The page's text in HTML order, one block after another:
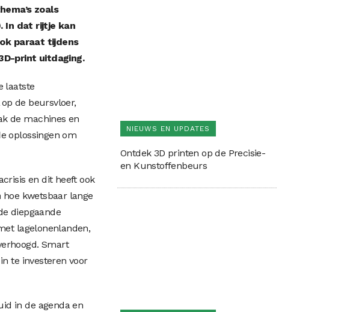
zoals
In dat rijtje kan
paraat tijdens
print uitdaging.
laatste
de beursvloer,
de machines en
oplossingen om
en dit heeft ook
kwetsbaar lange
diepgaande
lagelonenlanden,
Smart
te investeren voor
in de agenda en
NIEUWS EN UPDATES
Ontdek 3D printen op de Precisie-
en Kunstoffenbeurs